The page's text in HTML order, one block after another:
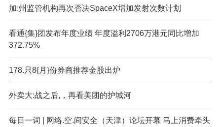
加:州监管机构再次否决SpaceX增加发射次数计划
看通{集}团发布年度业绩 年度溢利2706万港元同比增加
372.75%
178.只8{月}份券商推荐金股出炉
外卖大:战之后,，再看美团的护城河
每日一词 | 网络.空.间安全（天津）论坛开幕 马上消费牵头